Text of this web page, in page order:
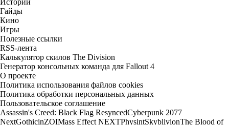
Истории
Гайды
Кино
Игры
Полезные ссылки
RSS-лента
Калькулятор скилов The Division
Генератор консольных команда для Fallout 4
О проекте
Политика использования файлов cookies
Политика обработки персональных данных
Пользовательское соглашение
Assassin's Creed: Black Flag ResyncedCyberpunk 2077
NextGothicinZOIMass Effect NEXTPhysintSkyblivionThe Blood of